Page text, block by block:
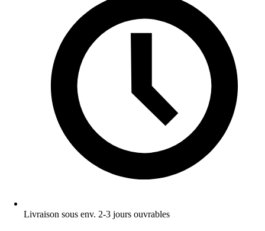
Livraison sous env. 2-3 jours ouvrables